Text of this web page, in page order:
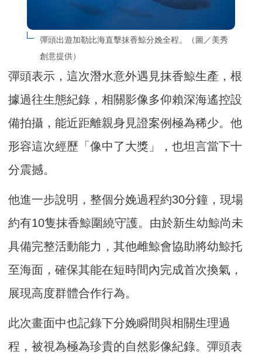
彈頭出遊加勒比海直擊抹香鯨分娩全程。（圖／美秀
創意提供）
彈頭表示，這次潛水意外遇見抹香鯨生產，根
據過往生態紀錄，相關影像多仰賴深海遙控設
備拍攝，能近距離親身見證案例極為稀少。他
形容這次經歷「像中了大獎」，也坦言當下十
分震撼。
他進一步說明，整個分娩過程約30分鐘，現場
約有10隻抹香鯨圍繞守護。由於新生幼鯨尚未
具備完整活動能力，其他雌鯨會協助將幼鯨托
至海面，確保其能在短時間內完成首次換氣，
展現高度群體合作行為。
此次畫面中也記錄下分娩瞬間與相關生理過
程，被視為極為珍貴的自然影像紀錄。彈頭表